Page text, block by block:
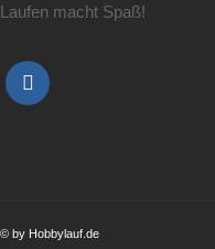
Laufen macht Spaß!
© by Hobbylauf.de